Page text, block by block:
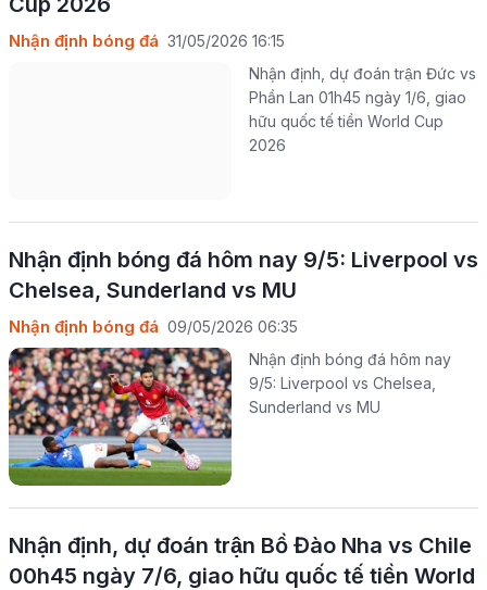
Nhận định bóng đá 31/05/2026 16:15
Nhận định, dự đoán trận Đức vs
Phần Lan 01h45 ngày 1/6, giao
hữu quốc tế tiền World Cup
2026
Nhận định bóng đá hôm nay 9/5: Liverpool vs
Chelsea, Sunderland vs MU
Nhận định bóng đá 09/05/2026 06:35
Nhận định bóng đá hôm nay
9/5: Liverpool vs Chelsea,
Sunderland vs MU
Nhận định, dự đoán trận Bồ Đào Nha vs Chile
00h45 ngày 7/6, giao hữu quốc tế tiền World